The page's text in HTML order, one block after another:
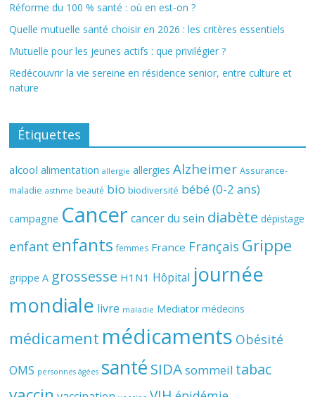
Réforme du 100 % santé : où en est-on ?
Quelle mutuelle santé choisir en 2026 : les critères essentiels
Mutuelle pour les jeunes actifs : que privilégier ?
Redécouvrir la vie sereine en résidence senior, entre culture et
nature
Étiquettes
alcool alimentation allergie allergies Alzheimer Assurance-
maladie asthme beauté bio biodiversité bébé (0-2 ans)
campagne Cancer cancer du sein diabète dépistage
enfant enfants femmes France Français Grippe
grippe A grossesse H1N1 Hôpital journée
mondiale livre maladie Mediator médecins
médicament médicaments Obésité
OMS personnes âgées santé SIDAsommeil tabac